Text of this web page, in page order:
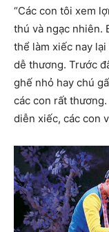
“Các con tôi xem
thú và ngạc nhiên.
thể làm xiếc nay
dễ thương. Trước
ghế nhỏ hay chú
các con rất
diễn xiếc, các con